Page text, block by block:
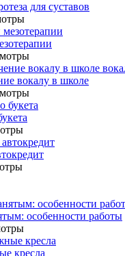
для суставов
вокалу в школе
особенности работы
кресла